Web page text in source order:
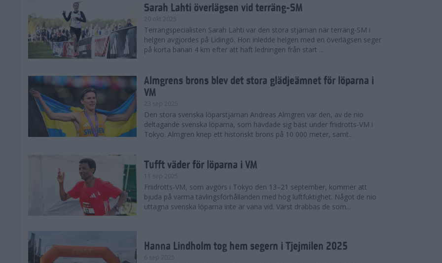
Sarah Lahti överlägsen vid terräng-SM
20 okt 2025
Terrängspecialisten Sarah Lahti var den stora stjärnan när terräng-SM i
helgen avgjordes på Lidingö. Hon inledde helgen med en överlägsen seger
på korta banan 4 km efter att haft ledningen från start ...
Almgrens brons blev det stora glädjeämnet för löparna i
VM
23 sep 2025
Den stora svenska löparstjärnan Andreas Almgren var den, av de nio
deltagande svenska löparna, som hävdade sig bäst under friidrotts-VM i
Tokyo. Almgren knep ett historiskt brons på 10 000 meter, samt...
Tufft väder för löparna i VM
11 sep 2025
Friidrotts-VM, som avgörs i Tokyo den 13–21 september, kommer att
bjuda på varma tävlingsförhållanden med hög luftfuktighet. Något de nio
uttagna svenska löparna inte är vana vid. Värst drabbas de som...
Hanna Lindholm tog hem segern i Tjejmilen 2025
6 sep 2025